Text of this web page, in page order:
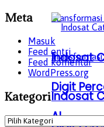
Indosat
Digit
AI
Indosat
Meta
Masuk
Feed entri
Feed komentar
WordPress.org
Kategori
Kategori